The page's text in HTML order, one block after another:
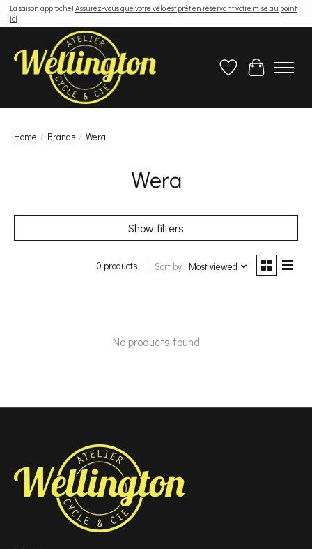
La saison approche! Assurez-vous que votre vélo est prêt en réservant votre mise au point
ici
Wish ListCart
Home / Brands / Wera
Wera
Show filters
0 products Sort by Most viewed
No products found